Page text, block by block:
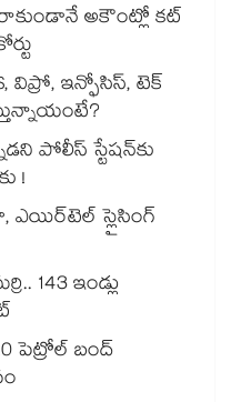
రాకుండానే అకౌంట్లో కట్
విప్రో, ఇన్ఫోసిస్, టెక్
పోలీస్ స్టేషన్⁪కు
!
ఎయిర్‌టెల్ స్లైసింగ్
143 ఇండ్లు
పెట్రోల్ బంద్